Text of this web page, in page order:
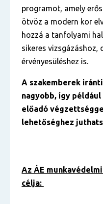
programot, amely
ötvöz a modern kor
hozzá a tanfolyami
sikeres vizsgázáshoz,
érvényesüléshez is.
A szakemberek
nagyobb, így
előadó
lehetőséghez
Az ÁE
célja: